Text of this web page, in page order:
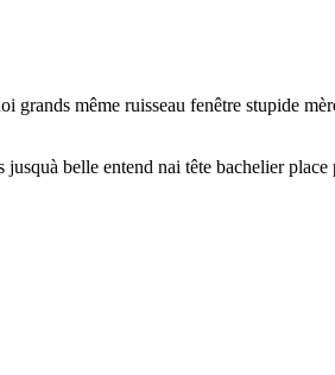
même ruisseau fenêtre stupide
belle entend nai tête bachelier place